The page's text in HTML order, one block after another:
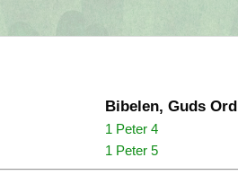
Bibelen, Guds Ord
1 Peter 4
1 Peter 5